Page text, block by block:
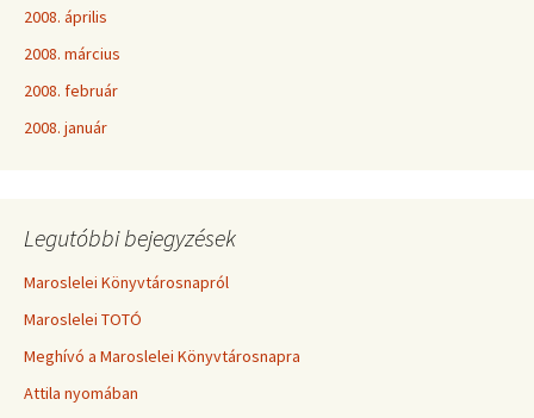
2008. április
2008. március
2008. február
2008. január
Legutóbbi bejegyzések
Maroslelei Könyvtárosnapról
Maroslelei TOTÓ
Meghívó a Maroslelei Könyvtárosnapra
Attila nyomában